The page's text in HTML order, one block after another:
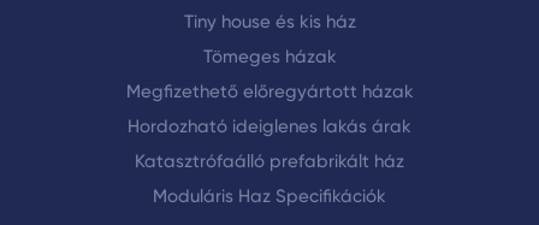
Tiny house és kis ház
Tömeges házak
Megfizethető előregyártott házak
Hordozható ideiglenes lakás árak
Katasztrófaálló prefabrikált ház
Moduláris Haz Specifikációk